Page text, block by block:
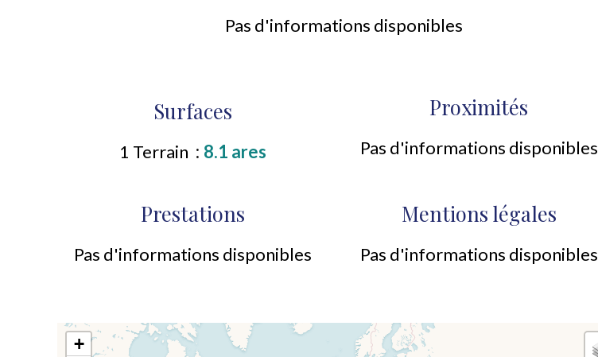
Pas d'informations disponibles
Surfaces
1 Terrain 8.1 ares
Proximités
Pas d'informations disponibles
Prestations
Pas d'informations disponibles
Mentions légales
Pas d'informations disponibles
+